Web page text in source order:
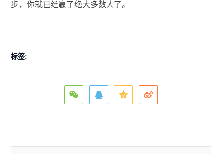
步，你就已经赢了绝大多数人了。
标签: